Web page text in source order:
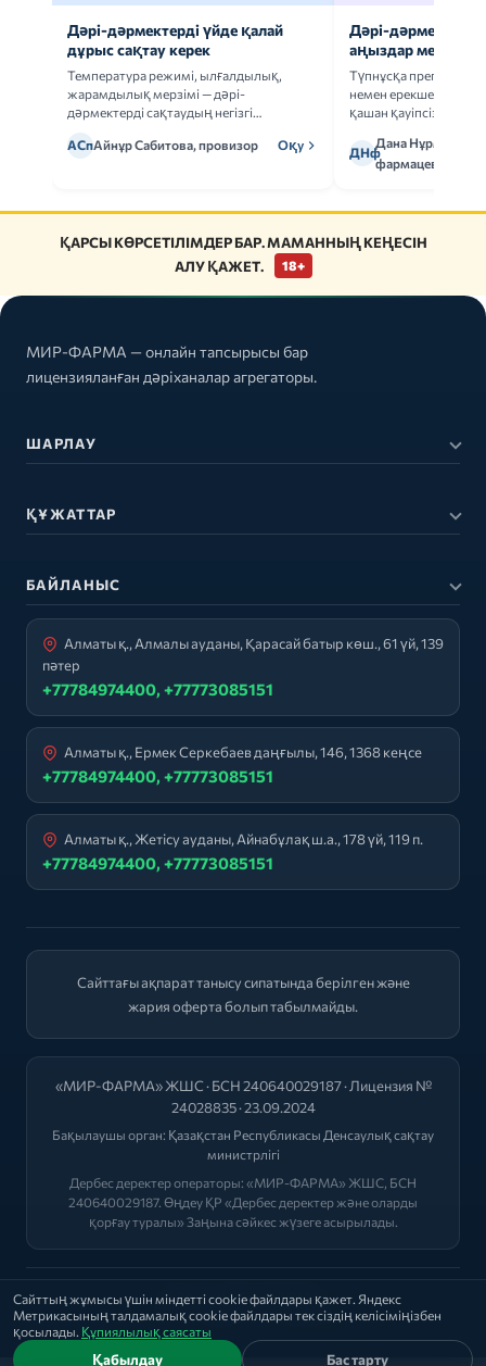
Сайттың жұмысы үшін міндетті cookie файлдары қажет. Яндекс
Метрикасының талдамалық cookie файлдары тек сіздің келісіміңізбен
қосылады. Құпиялылық саясаты
Қабылдау Бас тарту
Дәрі-дәрмектерді үйде қалай
дұрыс сақтау керек
Температура режимі, ылғалдылық,
жарамдылық мерзімі — дәрі-
дәрмектерді сақтаудың негізгі
АСпАйнұр Сабитова, провизор Оқу
Дәрі-дәрмек
аңыздар мен
Түпнұсқа
немен ерекшеленеді
қашан қауіпсіз.
ДНф
Дана
фармацевт
ҚАРСЫ КӨРСЕТІЛІМДЕР БАР. МАМАННЫҢ КЕҢЕСІН
АЛУ ҚАЖЕТ.
18+
МИР-ФАРМА — онлайн тапсырысы бар
лицензияланған дәріханалар агрегаторы.
ШАРЛАУ
ҚҰЖАТТАР
БАЙЛАНЫС
Алматы қ., Алмалы ауданы, Қарасай батыр көш., 61 үй, 139
пәтер
+77784974400, +77773085151
Алматы қ., Ермек Серкебаев даңғылы, 146, 1368 кеңсе
+77784974400, +77773085151
Алматы қ., Жетісу ауданы, Айнабұлақ ш.а., 178 үй, 119 п.
+77784974400, +77773085151
Сайттағы ақпарат танысу сипатында берілген және
жария оферта болып табылмайды.
«МИР-ФАРМА» ЖШС · БСН 240640029187 · Лицензия №
24028835 · 23.09.2024
Бақылаушы орган: Қазақстан Республикасы Денсаулық сақтау
министрлігі
Дербес деректер операторы: «МИР-ФАРМА» ЖШС, БСН
240640029187. Өңдеу ҚР «Дербес деректер және оларды
қорғау туралы» Заңына сәйкес жүзеге асырылады.
2026 © "МИР-ФАРМА"
Саясат | Оферта | Лицензиялар